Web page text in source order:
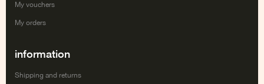
My vouchers
My orders
information
Shipping and returns